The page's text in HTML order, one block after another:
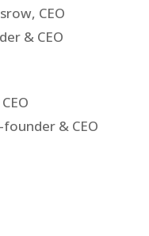
CEO
& CEO
& CEO